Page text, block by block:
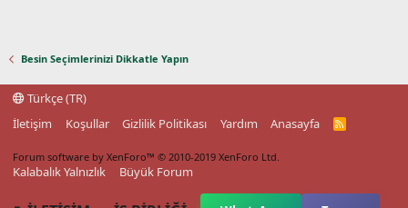
Besin Seçimlerinizi Dikkatle Yapın
Türkçe (TR)
İletişim
Koşullar Gizlilik Politikası Yardım Anasayfa
R
Forum software by XenForo™ © 2010-2019 XenForo Ltd.
Kalabalık Yalnızlık Büyük Forum